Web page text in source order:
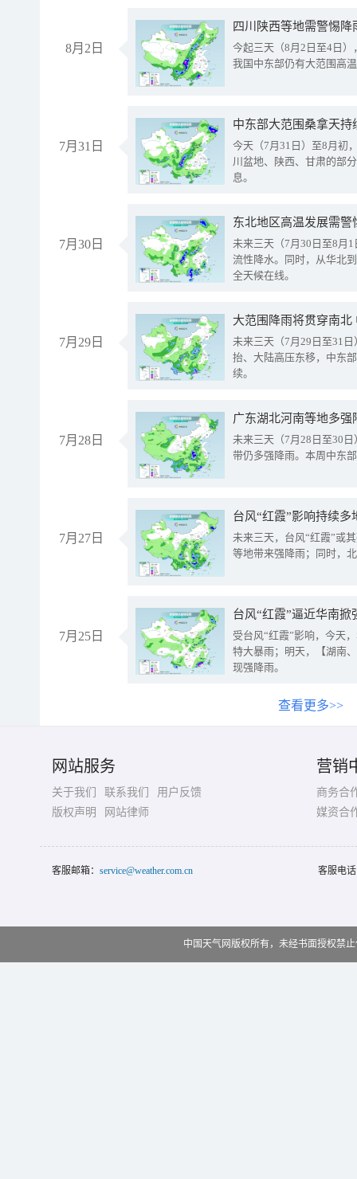
8月2日
今起三天（8月2日至4日
我国中东部仍有大范围高
7月31日
中东部大范围桑拿天
今天（7月31日）至8月初
川盆地、陕西、甘肃的部
息。
7月30日
东北地区高温发展需
未来三天（7月30日至8月
流性降水。同时，从华北
全天候在线。
7月29日
大范围降雨将贯穿南
未来三天（7月29日至31
抬、大陆高压东移，中东
续。
7月28日
广东湖北河南等地多
未来三天（7月28日至30
带仍多强降雨。本周中东
7月27日
台风“红霞”影响持续
未来三天，台风“红霞”或
等地带来强降雨；同时，
7月25日
台风“红霞”逼近华南
受台风“红霞”影响，今天
特大暴雨；明天，【湖南
现强降雨。
查看更多>>
网站服务
关于我们 联系我们
用户反馈
版权声明
网站律师
营销
商务合
媒资合
客服邮箱： service@weather.com.cn 客服电
中国天气网版权所有，未经书面授权